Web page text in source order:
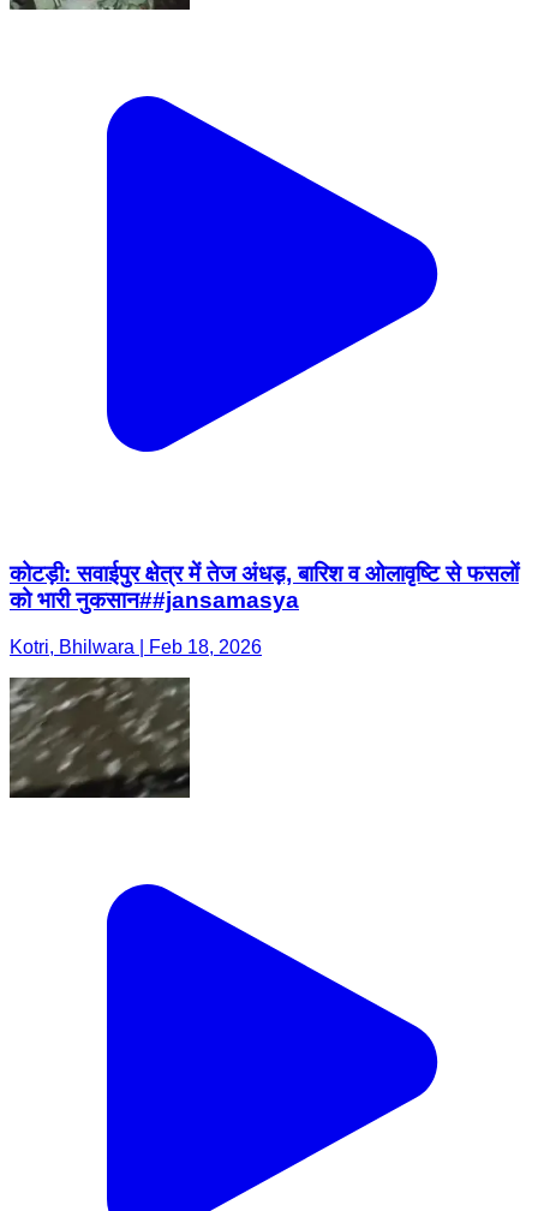
कोटड़ी: सवाईपुर क्षेत्र में तेज अंधड़, बारिश व ओलावृष्टि से फसलों
को भारी नुकसान##jansamasya
Kotri, Bhilwara | Feb 18, 2026